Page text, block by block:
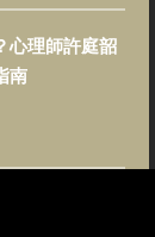
心理師許庭韶
南